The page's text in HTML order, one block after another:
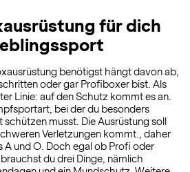
für dich
benötigst hängt davon ab,
oder gar Profiboxer bist. Als
Linie: auf den Schutz kommt es an.
bei der du besonders
musst. Die Ausrüstung soll
Verletzungen kommt., daher
A und O. Doch egal ob Profi oder
du drei Dinge, nämlich